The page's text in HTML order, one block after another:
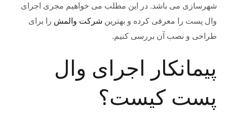
شهرسازی می باشد. در این مطلب می خواهیم مجری اجرای
وال پست را معرفی کرده و بهترین شرکت والمش را برای
طراحی و نصب آن بررسی کنیم.
پیمانکار اجرای وال
پست کیست؟